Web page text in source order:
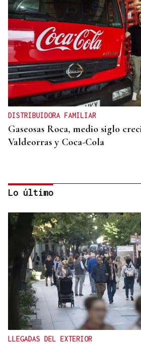
DISTRIBUIDORA FAMILIAR
Gaseosas Roca, medio siglo
Valdeorras y Coca-Cola
IMPULSO AL TEJIDO EMPRESARIAL
La Asociación Empresarial de
continuará apostando por la
verano
Lo último
LLEGADAS DEL EXTERIOR